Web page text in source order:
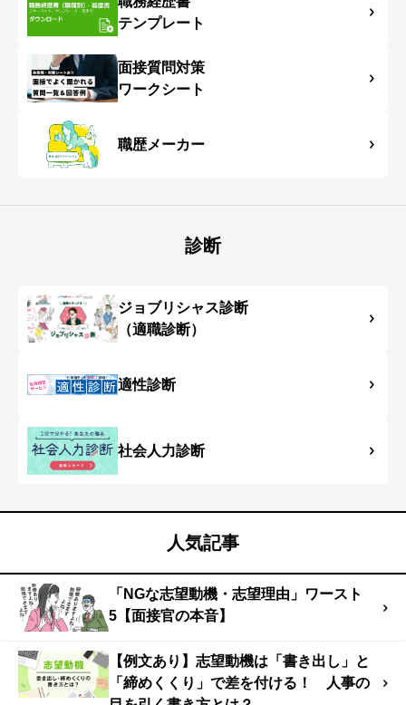
テンプレート
面接質問対策
ワークシート
職歴メーカー
診断
ジョブリシャス診断
（適職診断）
適性診断
社会人力診断
人気記事
「NGな志望動機・志望理由」ワースト
5【面接官の本音】
【例文あり】志望動機は「書き出し」と
「締めくくり」で差を付ける！ 人事の